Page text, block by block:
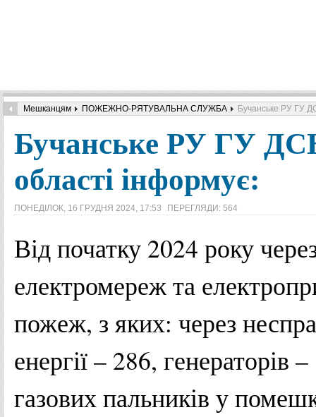
Мешканцям ПОЖЕЖНО-РЯТУВАЛЬНА СЛУЖБА Бучанське РУ ГУ
Бучанське РУ ГУ
області інформує:
ПОНЕДІЛОК, 16 ГРУДНЯ 2024, 17:53 ПЕРЕГЛЯДИ: 564
Від початку 2024 року
електромереж та
пожеж, з яких: через
енергії – 286,
газових пальників у